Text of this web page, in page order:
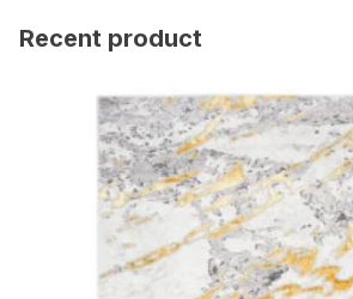
Recent product